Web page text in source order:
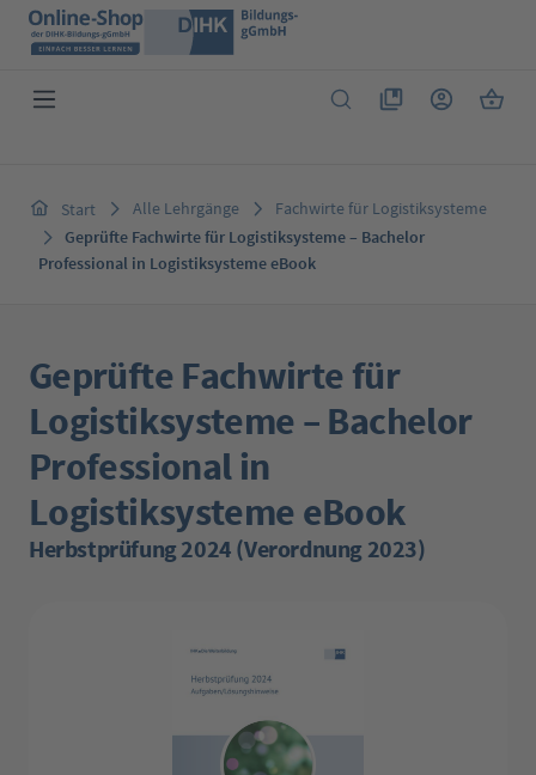
Zum Hauptinhalt springen
Du hast 0 Produkte
Start Alle Lehrgänge
Fachwirte für Logistiksysteme
Geprüfte Fachwirte für Logistiksysteme – Bachelor
Professional in Logistiksysteme eBook
Geprüfte Fachwirte für
Logistiksysteme – Bachelor
Professional in
Logistiksysteme eBook
Herbstprüfung 2024 (Verordnung 2023)